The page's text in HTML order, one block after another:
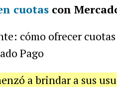
cuotascon
cómo ofrecer
Pago
a brindar a sus